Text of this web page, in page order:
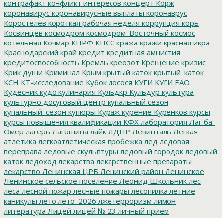
контрафакт конфликт интересов концерт Корж
коронавирус коронавирусные выплаты коронаврус
Коростелев короткая рабочая неделя коррупция корь
Косвинцев космодром космодром_Восточный космос
котельная Кочмар КПРФ КПСС кража кражи красная икра
Краснодарский край кредит кредитная амнистия
кредитоспособность Кремль креозот Крещение кризис
Крик души Криминал Крым крытый каток крытый_каток
КСН КТ-исследование Кубок лосося КУГИ КУГИ ЕАО
Кудесник кудо кулинария Кульдкр Кульдур культура
культурно досуговый центр купальный сезон
купальный_сезон купюры Кураж курение Куренков курсы
курсы повышения квалификации КФХ лаборатория Лаг ба-
Омер лагерь Лагошина лайк ЛДПР Левинталь Легкая
атлетика легкоатлетическая пробежка лед ледовая
переправа ледовые скульптуры ледовый городок ледовый
каток ледоход лекарства лекарственные препараты
лекарство Ленинская ЦРБ Ленинский район Ленинское
Ленинское сельское поселение Леонид Школьник лес
леса лесной пожар лесные пожары лесопилка летние
каникулы лето лето_2026 лжетерроризм лимон
литература Лицей лицей № 23 личный прием